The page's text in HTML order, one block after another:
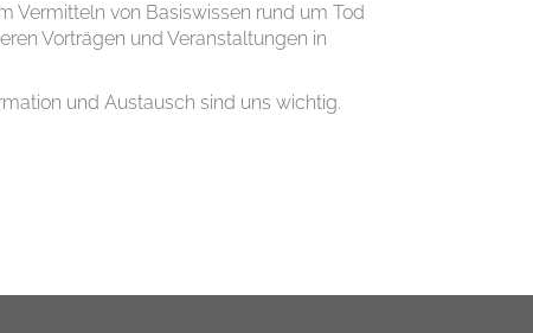
Vermitteln von Basiswissen rund um Tod
Vorträgen und Veranstaltungen in
und Austausch sind uns wichtig.